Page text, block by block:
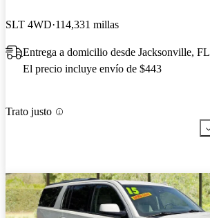
SLT 4WD 114,331 millas
Entrega a domicilio desde Jacksonville, FL
El precio incluye envío de $443
Trato justo